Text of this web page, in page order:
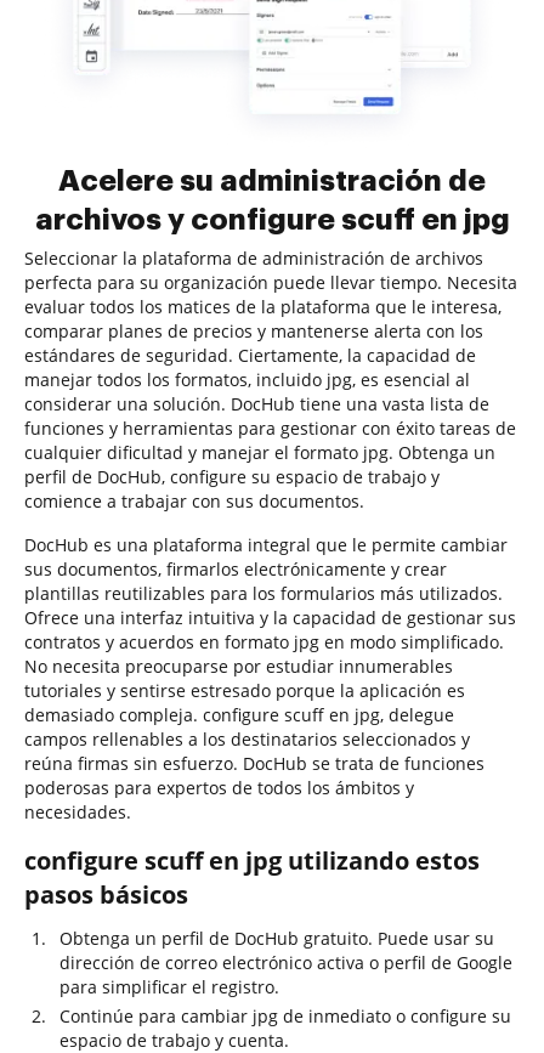
Acelere su administración de
archivos y configure scuff en jpg
Seleccionar la plataforma de administración de archivos
perfecta para su organización puede llevar tiempo. Necesita
evaluar todos los matices de la plataforma que le interesa,
comparar planes de precios y mantenerse alerta con los
estándares de seguridad. Ciertamente, la capacidad de
manejar todos los formatos, incluido jpg, es esencial al
considerar una solución. DocHub tiene una vasta lista de
funciones y herramientas para gestionar con éxito tareas de
cualquier dificultad y manejar el formato jpg. Obtenga un
perfil de DocHub, configure su espacio de trabajo y
comience a trabajar con sus documentos.
DocHub es una plataforma integral que le permite cambiar
sus documentos, firmarlos electrónicamente y crear
plantillas reutilizables para los formularios más utilizados.
Ofrece una interfaz intuitiva y la capacidad de gestionar sus
contratos y acuerdos en formato jpg en modo simplificado.
No necesita preocuparse por estudiar innumerables
tutoriales y sentirse estresado porque la aplicación es
demasiado compleja. configure scuff en jpg, delegue
campos rellenables a los destinatarios seleccionados y
reúna firmas sin esfuerzo. DocHub se trata de funciones
poderosas para expertos de todos los ámbitos y
necesidades.
configure scuff en jpg utilizando estos
pasos básicos
Obtenga un perfil de DocHub gratuito. Puede usar su
dirección de correo electrónico activa o perfil de Google
para simplificar el registro.
Continúe para cambiar jpg de inmediato o configure su
espacio de trabajo y cuenta.